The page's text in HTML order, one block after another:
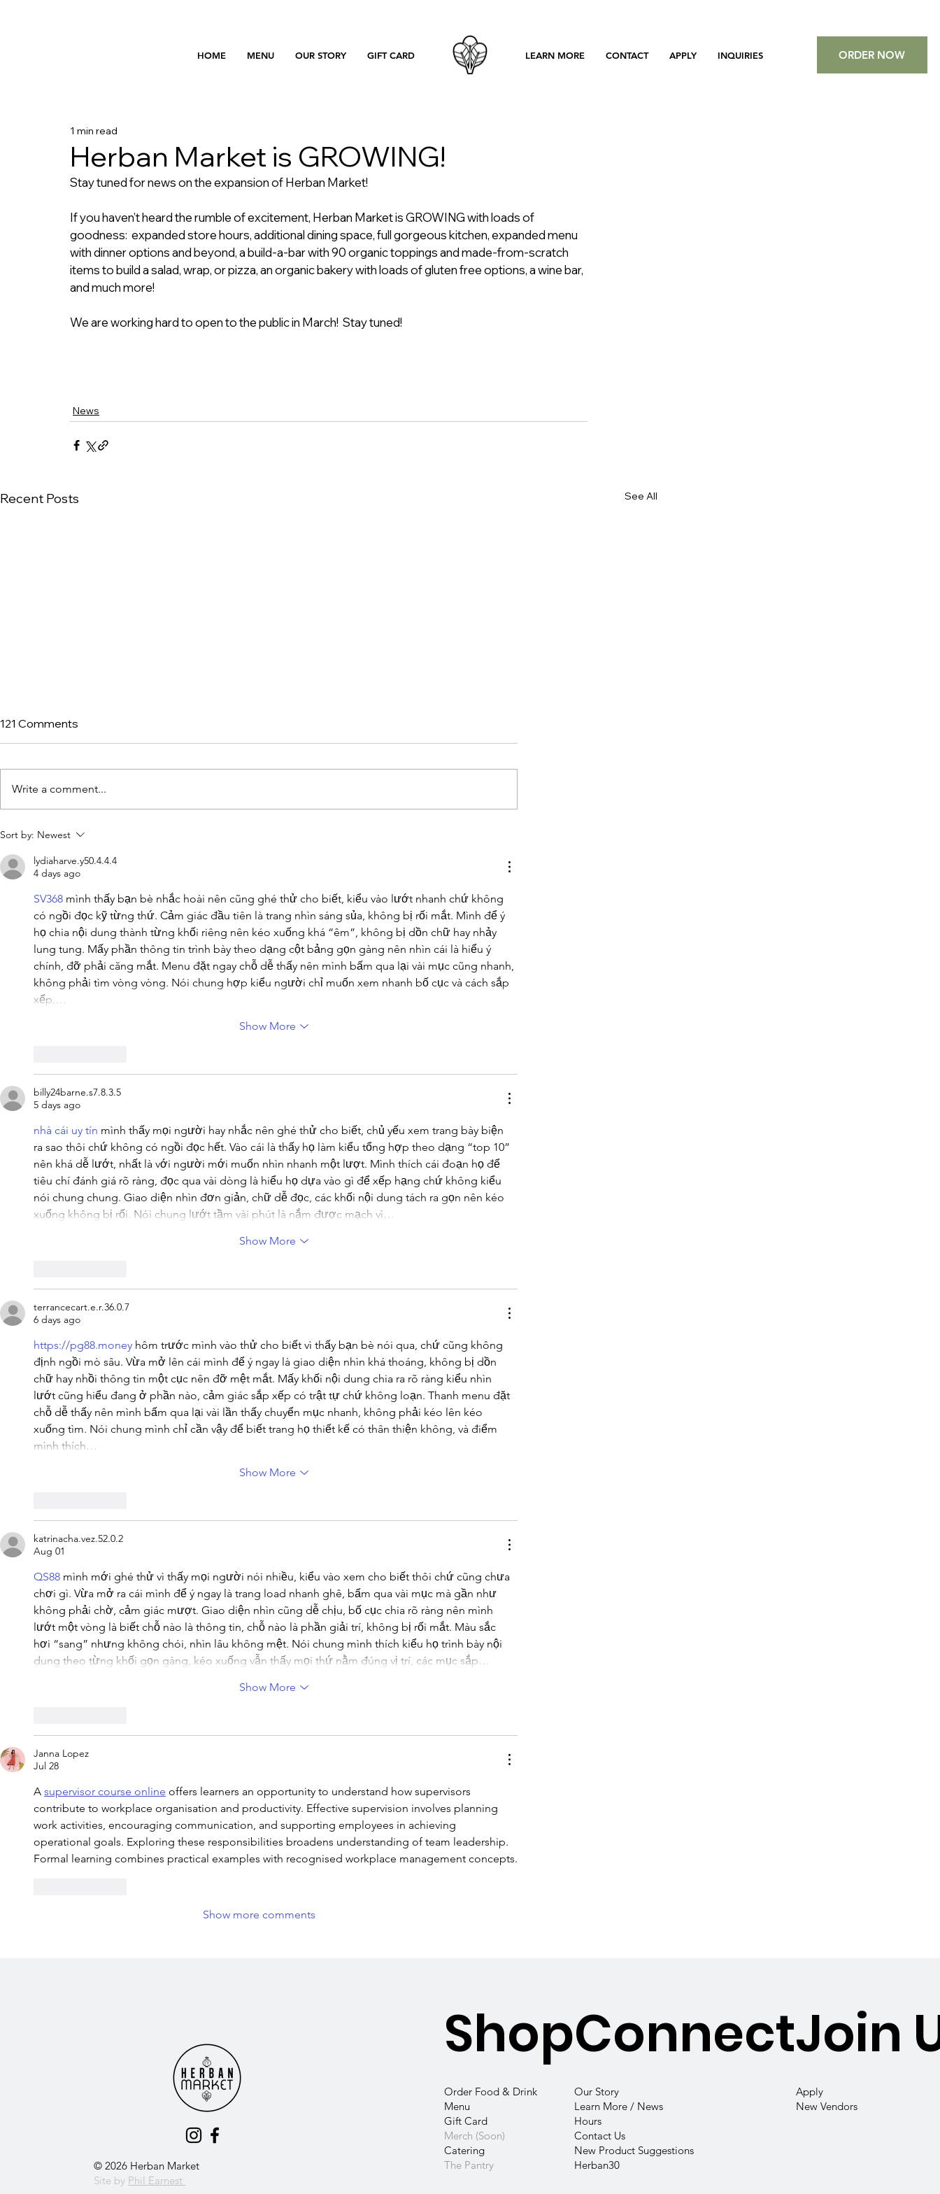
HOME MENU OUR STORY GIFT CARD LEARN MORE CONTACT APPLY INQUIRIES ORDER NOW
Herban Market is GROWING!
1 min read
Stay tuned for news on the expansion of Herban Market!
If you haven’t heard the rumble of excitement, Herban Market is GROWING with loads of
goodness:  expanded store hours, additional dining space, full gorgeous kitchen, expanded menu
with dinner options and beyond, a build-a-bar with 90 organic toppings and made-from-scratch
items to build a salad, wrap, or pizza, an organic bakery with loads of gluten free options, a wine bar,
and much more!
We are working hard to open to the public in March!  Stay tuned!
News
Recent Posts See All
Franklin, TN’s Herban
Retail
Market!
121 Comments
Write a comment...
Sort by: Newest
lydiaharve.y50.4.4.4
4 days ago
SV368 mình thấy bạn bè nhắc hoài nên cũng ghé thử cho biết, kiểu vào lướt nhanh chứ không
có ngồi đọc kỹ từng thứ. Cảm giác đầu tiên là trang nhìn sáng sủa, không bị rối mắt. Mình để ý
họ chia nội dung thành từng khối riêng nên kéo xuống khá “êm”, không bị dồn chữ hay nhảy
lung tung. Mấy phần thông tin trình bày theo dạng cột bảng gọn gàng nên nhìn cái là hiểu ý
chính, đỡ phải căng mắt. Menu đặt ngay chỗ dễ thấy nên mình bấm qua lại vài mục cũng nhanh,
không phải tìm vòng vòng. Nói chung hợp kiểu người chỉ muốn xem nhanh bố cục và cách sắp
xếp,…
Show More
billy24barne.s7.8.3.5
5 days ago
nhà cái uy tín mình thấy mọi người hay nhắc nên ghé thử cho biết, chủ yếu xem trang bày biện
ra sao thôi chứ không có ngồi đọc hết. Vào cái là thấy họ làm kiểu tổng hợp theo dạng “top 10”
nên khá dễ lướt, nhất là với người mới muốn nhìn nhanh một lượt. Mình thích cái đoạn họ để
tiêu chí đánh giá rõ ràng, đọc qua vài dòng là hiểu họ dựa vào gì để xếp hạng chứ không kiểu
nói chung chung. Giao diện nhìn đơn giản, chữ dễ đọc, các khối nội dung tách ra gọn nên kéo
xuống không bị rối. Nói chung lướt tầm vài phút là nắm được mạch vì…
Show More
terrancecart.e.r.36.0.7
6 days ago
https://pg88.money hôm trước mình vào thử cho biết vì thấy bạn bè nói qua, chứ cũng không
định ngồi mò sâu. Vừa mở lên cái mình để ý ngay là giao diện nhìn khá thoáng, không bị dồn
chữ hay nhồi thông tin một cục nên đỡ mệt mắt. Mấy khối nội dung chia ra rõ ràng kiểu nhìn
lướt cũng hiểu đang ở phần nào, cảm giác sắp xếp có trật tự chứ không loạn. Thanh menu đặt
chỗ dễ thấy nên mình bấm qua lại vài lần thấy chuyển mục nhanh, không phải kéo lên kéo
xuống tìm. Nói chung mình chỉ cần vậy để biết trang họ thiết kế có thân thiện không, và điểm
mình thích…
Show More
katrinacha.vez.52.0.2
Aug 01
QS88 mình mới ghé thử vì thấy mọi người nói nhiều, kiểu vào xem cho biết thôi chứ cũng chưa
chơi gì. Vừa mở ra cái mình để ý ngay là trang load nhanh ghê, bấm qua vài mục mà gần như
không phải chờ, cảm giác mượt. Giao diện nhìn cũng dễ chịu, bố cục chia rõ ràng nên mình
lướt một vòng là biết chỗ nào là thông tin, chỗ nào là phần giải trí, không bị rối mắt. Màu sắc
hơi “sang” nhưng không chói, nhìn lâu không mệt. Nói chung mình thích kiểu họ trình bày nội
dung theo từng khối gọn gàng, kéo xuống vẫn thấy mọi thứ nằm đúng vị trí, các mục sắp…
Show More
Janna Lopez
Jul 28
A supervisor course online offers learners an opportunity to understand how supervisors
contribute to workplace organisation and productivity. Effective supervision involves planning
work activities, encouraging communication, and supporting employees in achieving
operational goals. Exploring these responsibilities broadens understanding of team leadership.
Formal learning combines practical examples with recognised workplace management concepts.
Show more comments
Order Food & Drink
Menu
Gift Card
Merch (Soon)
Catering
The Pantry
ShopConnectJoin
Our Story
Learn More / News
Hours
ContactUs
New Product Suggestions
Herban30
Apply
New Vendors
© 2026 Herban Market
Site by Phil Earnest